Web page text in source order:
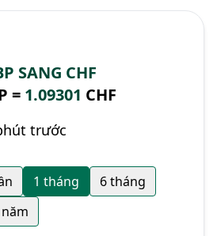
SANG CHF
= 1.09301 CHF
trước
1 tháng
6 tháng